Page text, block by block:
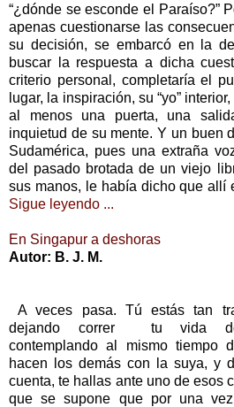
“¿dónde se esconde el Paraíso?”
apenas cuestionarse las
su decisión, se embarcó en la
buscar la respuesta a dicha
criterio personal, completaría el
lugar, la inspiración, su “yo”
al menos una puerta, una
inquietud de su mente. Y un buen
Sudamérica, pues una extraña
del pasado brotada de un viejo
sus manos, le había dicho que allí
Sigue leyendo ...
En Singapur a deshoras
Autor: B. J. M.
A veces pasa. Tú estás tan
dejando correr tu vida
contemplando al mismo tiempo
hacen los demás con la suya, y
cuenta, te hallas ante uno de esos
que se supone que por una